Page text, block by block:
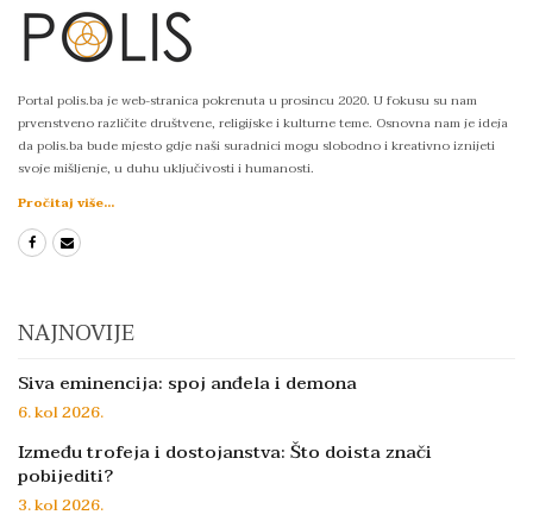
Portal polis.ba je web-stranica pokrenuta u prosincu 2020. U fokusu su nam
prvenstveno različite društvene, religijske i kulturne teme. Osnovna nam je ideja
da polis.ba bude mjesto gdje naši suradnici mogu slobodno i kreativno iznijeti
svoje mišljenje, u duhu uključivosti i humanosti.
Pročitaj više...
NAJNOVIJE
Siva eminencija: spoj anđela i demona
6. kol 2026.
Između trofeja i dostojanstva: Što doista znači
pobijediti?
3. kol 2026.